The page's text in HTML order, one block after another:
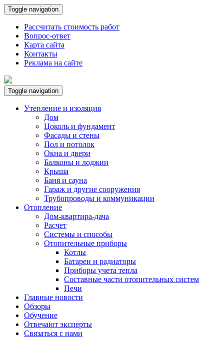
Toggle navigation
Рассчитать стоимость работ
Вопрос-ответ
Карта сайта
Контакты
Реклама на сайте
Toggle navigation
Утепление и изоляция
Дом
Цоколь и фундамент
Фасады и стены
Пол и потолок
Окна и двери
Балконы и лоджии
Крыша
Баня и сауна
Гараж и другие сооружения
Трубопроводы и коммуникации
Отопление
Дом-квартира-дача
Расчет
Системы и способы
Отопительные приборы
Котлы
Батареи и радиаторы
Приборы учета тепла
Составные части отопительных систем
Печи
Главные новости
Обзоры
Обучение
Отвечают эксперты
Связаться с нами